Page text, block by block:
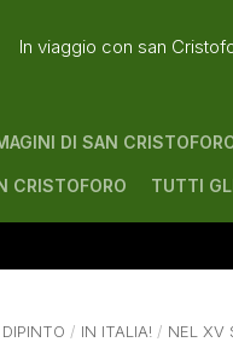
In viaggio con san
DI SAN
CRISTOFORO TUTTI
DIPINTO / IN ITALIA! / NEL XV